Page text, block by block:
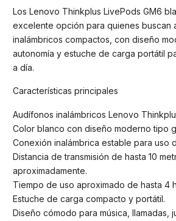
Los Lenovo Thinkplus LivePods GM6
excelente opción para quienes buscan
inalámbricos compactos, con diseño
autonomía y estuche de carga portátil
a día.
Características principales
Audífonos inalámbricos Lenovo
Color blanco con diseño moderno tipo
Conexión inalámbrica estable para uso
Distancia de transmisión de hasta 10
aproximadamente.
Tiempo de uso aproximado de hasta 4
Estuche de carga compacto y portátil.
Diseño cómodo para música, llamadas,